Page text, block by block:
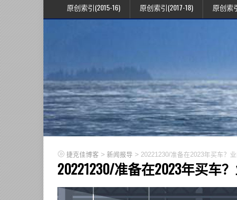
原创索引(2015-16) 原创索引(2017-18) 原创索
捷克佳博客 > 新闻报导 > 20221230/准备在2023年买车？
20221230/准备在2023年买车